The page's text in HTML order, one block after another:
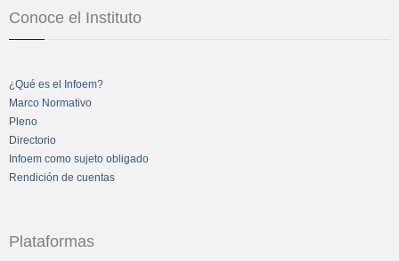
Conoce el Instituto
¿Qué es el Infoem?
Marco Normativo
Pleno
Directorio
Infoem como sujeto obligado
Rendición de cuentas
Plataformas